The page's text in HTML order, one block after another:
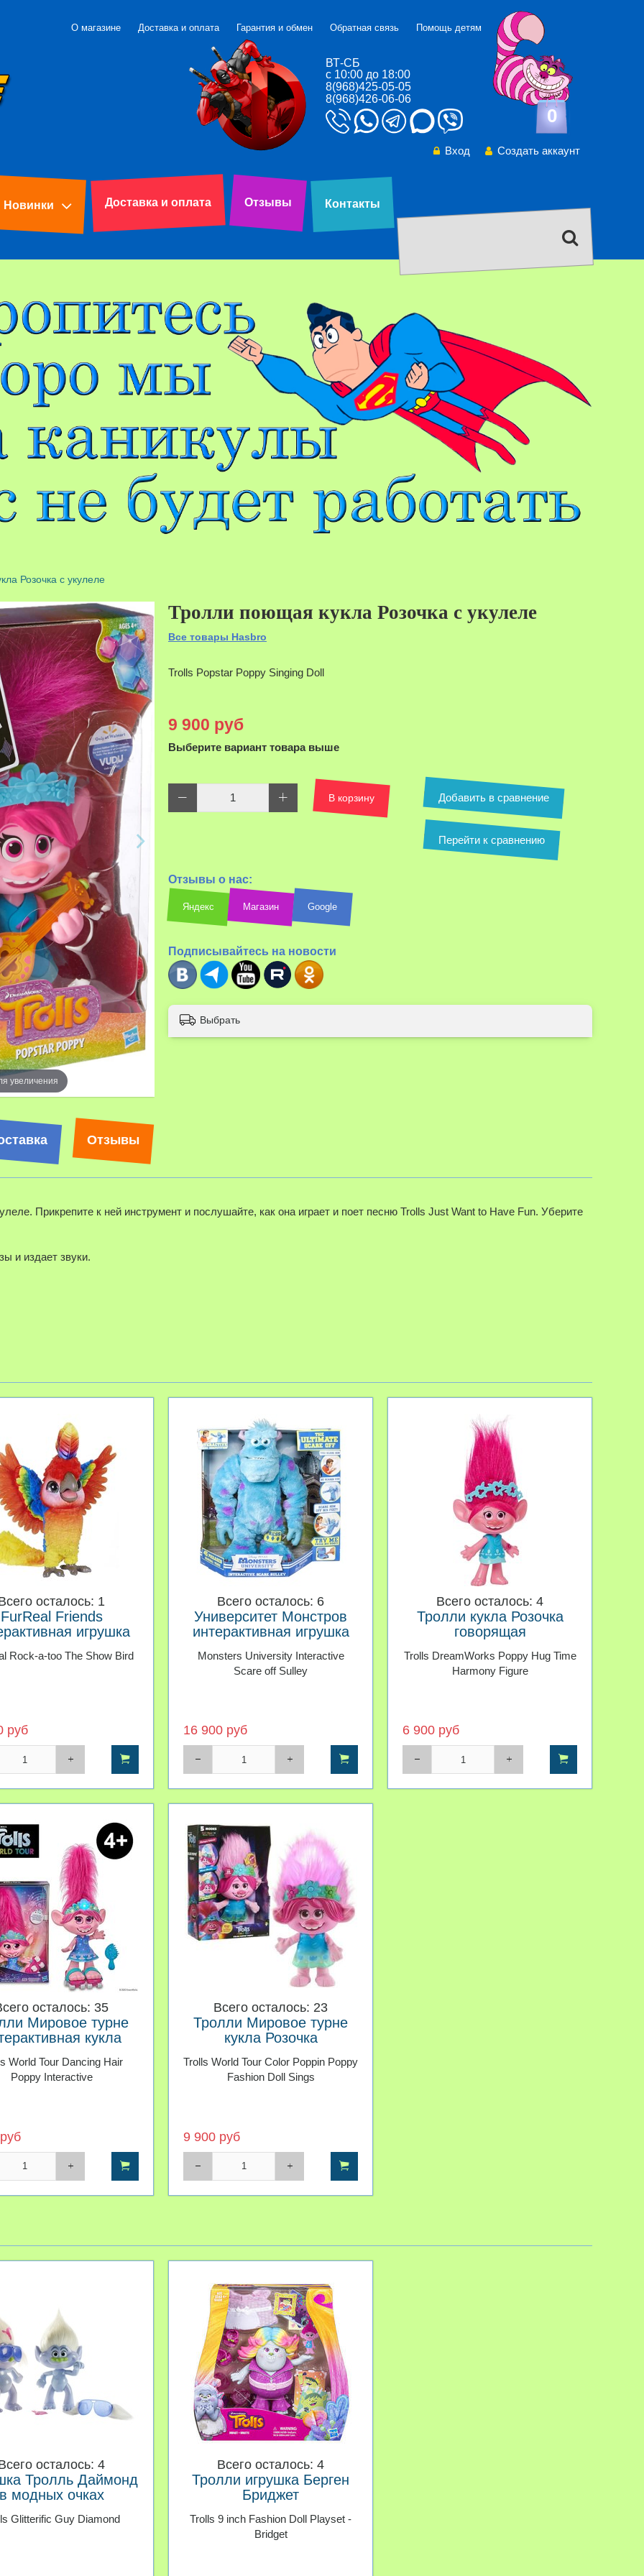
ВТ-СБ
с 10:00 до 18:00
8(968)425-05-05
8(968)426-06-06
О магазине Доставка и оплата Гарантия и обмен Обратная связь Помощь детям
0
Вход Создать аккаунт
Новинки Доставка и оплата Отзывы Контакты
Розочка с укулеле
увеличения
Тролли поющая кукла Розочка с укулеле
Все товары Hasbro
Trolls Popstar Poppy Singing Doll
9 900 руб
Выберите вариант товара выше
В корзину Добавить в сравнение
Перейти к сравнению
Отзывы о нас:
Яндекс Магазин Google
Подписывайтесь на новости
Выбрать
Отзывы
Прикрепите к ней инструмент и послушайте, как она играет и поет песню Trolls Just Want to Have Fun. Уберите
и издает звуки.
осталось: 1
FurReal Friends
игрушка
Rock-a-too The Show Bird
руб
Всего осталось: 6
Университет Монстров
интерактивная игрушка
Monsters University Interactive
Scare off Sulley
16 900 руб
Всего осталось: 4
Тролли кукла Розочка
говорящая
Trolls DreamWorks Poppy Hug Time
Harmony Figure
6 900 руб
осталось: 35
Мировое турне
кукла
World Tour Dancing Hair
Poppy Interactive
Всего осталось: 23
Тролли Мировое турне
кукла Розочка
Trolls World Tour Color Poppin Poppy
Fashion Doll Sings
9 900 руб
осталось: 4
Тролль Даймонд
в модных очках
Glitterific Guy Diamond
Всего осталось: 4
Тролли игрушка Берген
Бриджет
Trolls 9 inch Fashion Doll Playset -
Bridget